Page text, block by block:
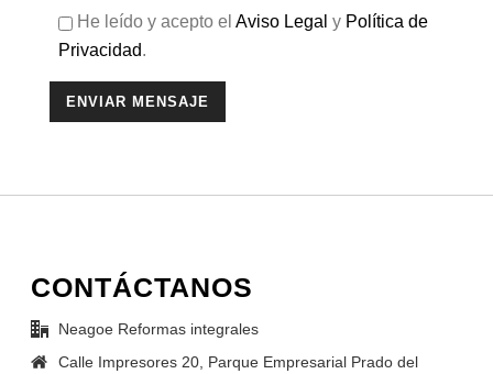
He leído y acepto el Aviso Legal y Política de
Privacidad.
CONTÁCTANOS
Neagoe Reformas integrales
Calle Impresores 20, Parque Empresarial Prado del